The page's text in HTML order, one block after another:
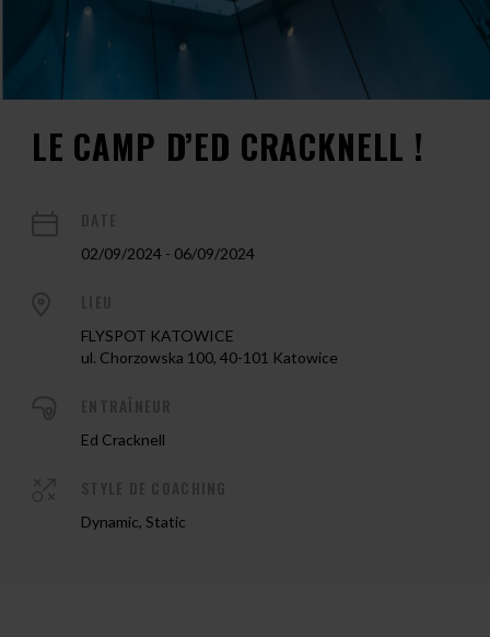
LE CAMP D’ED CRACKNELL !
02/09/2024 - 06/09/2024
FLYSPOT KATOWICE
ul. Chorzowska 100, 40-101 Katowice
Ed Cracknell
Dynamic, Static